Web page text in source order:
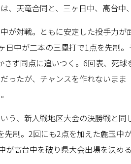
、天竜合同と、三ヶ日中、高台中
が対戦。ともに安定した投手力
日中が二本の三塁打で1点を先制
ず同点に追いつく。6回表、死
ったが、チャンスを作れないま
う、新人戦地区大会の決勝戦と
先制。2回にも2点を加えた麁玉中
が高台中を破り県大会出場を決め